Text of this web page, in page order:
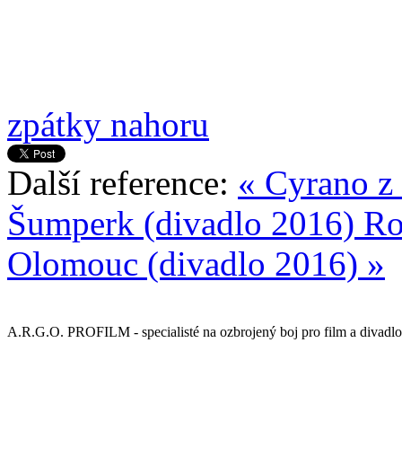
zpátky nahoru
Další reference: « Cyrano
Šumperk (divadlo 2016)
Olomouc (divadlo 2016) »
A.R.G.O. PROFILM - specialisté na ozbrojený boj pro film a divadlo